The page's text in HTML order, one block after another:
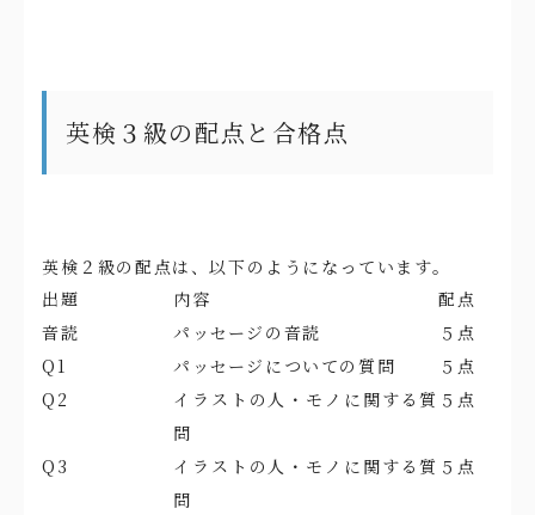
英検３級の配点と合格点
英検２級の配点は、以下のようになっています。
出題
内容
配点
音読
パッセージの音読
５点
Q1
パッセージについての質問
５点
Q2
イラストの人・モノに関する質
問
５点
Q3
イラストの人・モノに関する質
問
５点